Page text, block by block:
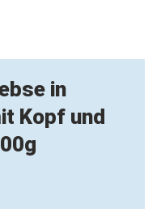
in
Kopf und